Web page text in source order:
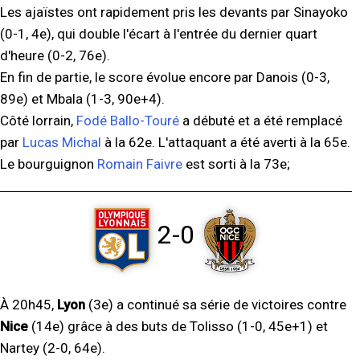
Les ajaïstes ont rapidement pris les devants par Sinayoko
(0-1, 4e), qui double l'écart à l'entrée du dernier quart
d'heure (0-2, 76e).
En fin de partie, le score évolue encore par Danois (0-3,
89e) et Mbala (1-3, 90e+4).
Côté lorrain, Fodé Ballo-Touré a débuté et a été remplacé
par Lucas Michal à la 62e. L'attaquant a été averti à la 65e.
Le bourguignon Romain Faivre est sorti à la 73e;
2-0
À 20h45, Lyon (3e) a continué sa série de victoires contre
Nice (14e) grâce à des buts de Tolisso (1-0, 45e+1) et
Nartey (2-0, 64e).